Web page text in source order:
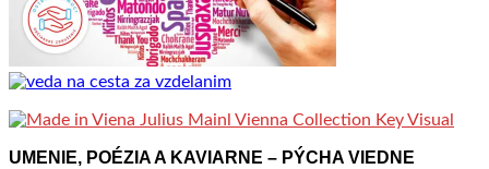
UMENIE, POÉZIA A KAVIARNE – PÝCHA VIEDNE